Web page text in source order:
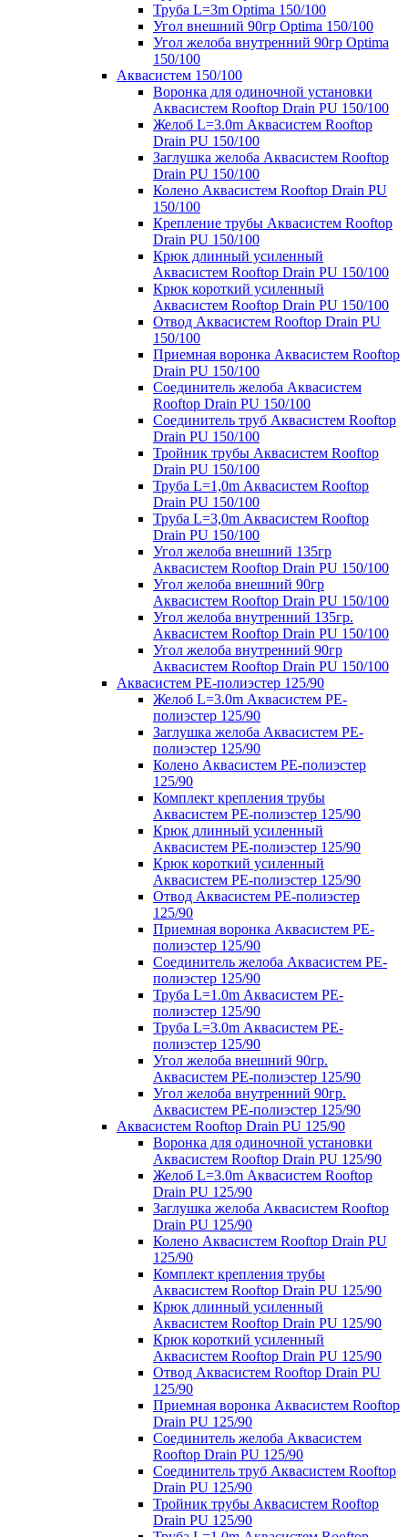
Труба L=3m Optima 150/100
Угол внешний 90гр Optima 150/100
Угол желоба внутренний 90гр Optima
150/100
Аквасистем 150/100
Воронка для одиночной установки
Аквасистем Rooftop Drain PU 150/100
Желоб L=3.0m Аквасистем Rooftop
Drain PU 150/100
Заглушка желоба Аквасистем Rooftop
Drain PU 150/100
Колено Аквасистем Rooftop Drain PU
150/100
Крепление трубы Аквасистем Rooftop
Drain PU 150/100
Крюк длинный усиленный
Аквасистем Rooftop Drain PU 150/100
Крюк короткий усиленный
Аквасистем Rooftop Drain PU 150/100
Отвод Аквасистем Rooftop Drain PU
150/100
Приемная воронка Аквасистем Rooftop
Drain PU 150/100
Соединитель желоба Аквасистем
Rooftop Drain PU 150/100
Соединитель труб Аквасистем Rooftop
Drain PU 150/100
Тройник трубы Аквасистем Rooftop
Drain PU 150/100
Труба L=1,0m Аквасистем Rooftop
Drain PU 150/100
Труба L=3,0m Аквасистем Rooftop
Drain PU 150/100
Угол желоба внешний 135гр
Аквасистем Rooftop Drain PU 150/100
Угол желоба внешний 90гр
Аквасистем Rooftop Drain PU 150/100
Угол желоба внутренний 135гр.
Аквасистем Rooftop Drain PU 150/100
Угол желоба внутренний 90гр
Аквасистем Rooftop Drain PU 150/100
Аквасистем PE-полиэстер 125/90
Желоб L=3.0m Аквасистем PE-
полиэстер 125/90
Заглушка желоба Аквасистем PE-
полиэстер 125/90
Колено Аквасистем PE-полиэстер
125/90
Комплект крепления трубы
Аквасистем PE-полиэстер 125/90
Крюк длинный усиленный
Аквасистем PE-полиэстер 125/90
Крюк короткий усиленный
Аквасистем PE-полиэстер 125/90
Отвод Аквасистем РЕ-полиэстер
125/90
Приемная воронка Аквасистем PE-
полиэстер 125/90
Соединитель желоба Аквасистем PE-
полиэстер 125/90
Труба L=1.0m Аквасистем PE-
полиэстер 125/90
Труба L=3.0m Аквасистем PE-
полиэстер 125/90
Угол желоба внешний 90гр.
Аквасистем PE-полиэстер 125/90
Угол желоба внутренний 90гр.
Аквасистем PE-полиэстер 125/90
Аквасистем Rooftop Drain PU 125/90
Воронка для одиночной установки
Аквасистем Rooftop Drain PU 125/90
Желоб L=3.0m Аквасистем Rooftop
Drain PU 125/90
Заглушка желоба Аквасистем Rooftop
Drain PU 125/90
Колено Аквасистем Rooftop Drain PU
125/90
Комплект крепления трубы
Аквасистем Rooftop Drain PU 125/90
Крюк длинный усиленный
Аквасистем Rooftop Drain PU 125/90
Крюк короткий усиленный
Аквасистем Rooftop Drain PU 125/90
Отвод Аквасистем Rooftop Drain PU
125/90
Приемная воронка Аквасистем Rooftop
Drain PU 125/90
Соединитель желоба Аквасистем
Rooftop Drain PU 125/90
Соединитель труб Аквасистем Rooftop
Drain PU 125/90
Тройник трубы Аквасистем Rooftop
Drain PU 125/90